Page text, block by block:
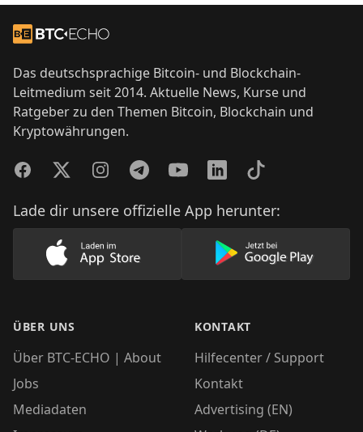
Zur Startseite
Das deutschsprachige Bitcoin- und Blockchain-
Leitmedium seit 2014. Aktuelle News, Kurse und
Ratgeber zu den Themen Bitcoin, Blockchain und
Kryptowährungen.
FacebookTwitterInstagramTelegramYouTubeLinkedInTikTok
Lade dir unsere offizielle App herunter:
Lade unsere App im AppStore herunter
Lade unsere
ÜBER UNS
Über BTC-ECHO | About
Jobs
Mediadaten
KONTAKT
Hilfecenter / Support
Kontakt
Advertising (EN)